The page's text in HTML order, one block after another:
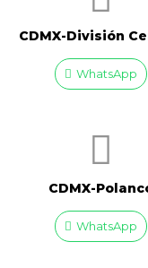
CDMX-División
WhatsApp
CDMX-
WhatsApp